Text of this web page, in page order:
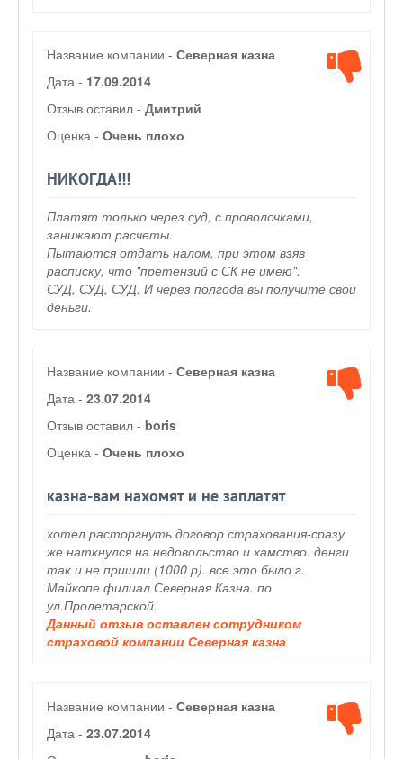
Название компании - Северная казна
Дата - 17.09.2014
Отзыв оставил - Дмитрий
Оценка - Очень плохо
НИКОГДА!!!
Платят только через суд, с проволочками,
занижают расчеты.
Пытаются отдать налом, при этом взяв
расписку, что "претензий с СК не имею".
СУД, СУД, СУД. И через полгода вы получите свои
деньги.
Название компании - Северная казна
Дата - 23.07.2014
Отзыв оставил - boris
Оценка - Очень плохо
казна-вам нахомят и не заплатят
хотел расторгнуть договор страхования-сразу
же наткнулся на недовольство и хамство. денги
так и не пришли (1000 р). все это было г.
Майкопе филиал Северная Казна. по
ул.Пролетарской.
Данный отзыв оставлен сотрудником
страховой компании Северная казна
Название компании - Северная казна
Дата - 23.07.2014